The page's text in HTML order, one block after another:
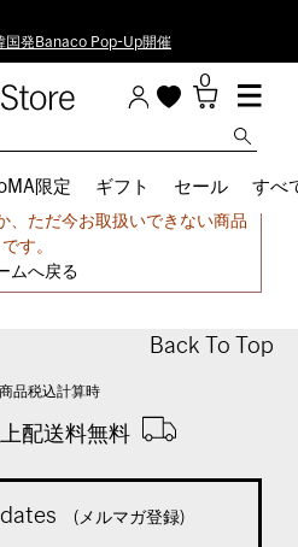
国発Banaco Pop-Up開催
0
限定 ギフト セール すべ
ざいません。
、ただ今お取扱いできない商品
です。
ムへ戻る
Back To Top
品税込計算時
配送料無料
(メルマガ登録)